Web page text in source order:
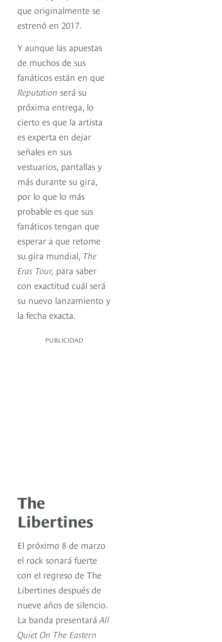
que originalmente se
estrenó en 2017.
Y aunque las apuestas
de muchos de sus
fanáticos están en que
Reputation será su
próxima entrega, lo
cierto es que la artista
es experta en dejar
señales en sus
vestuarios, pantallas y
más durante su gira,
por lo que lo más
probable es que sus
fanáticos tengan que
esperar a que retome
su gira mundial, The
Eras Tour, para saber
con exactitud cuál será
su nuevo lanzamiento y
la fecha exacta.
PUBLICIDAD
The
Libertines
El próximo 8 de marzo
el rock sonará fuerte
con el regreso de The
Libertines después de
nueve años de silencio.
La banda presentaráAll
Quiet On The Eastern